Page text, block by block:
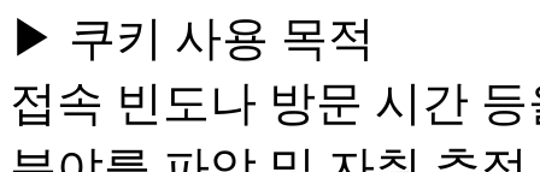
▶ 쿠키 사용 목적
접속 빈도나 방문 시간